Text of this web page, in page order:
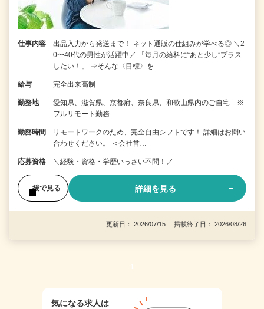
仕事内容
出品入力から発送まで！ ネット通販の仕組みが学べる◎ ＼2
0〜40代の男性が活躍中／ 「毎月の給料に“あと少し”プラス
したい！」 ⇒そんな〈目標〉を…
給与 完全出来高制
勤務地
愛知県、滋賀県、京都府、奈良県、和歌山県内のご自宅 ※
フルリモート勤務
勤務時間
リモートワークのため、完全自由シフトです！ 詳細はお問い
合わせください。 ＜会社営…
応募資格 ＼経験・資格・学歴いっさい不問！／
後で見る 詳細を見る
更新日： 2026/07/15 掲載終了日： 2026/08/26
1
気になる求人は